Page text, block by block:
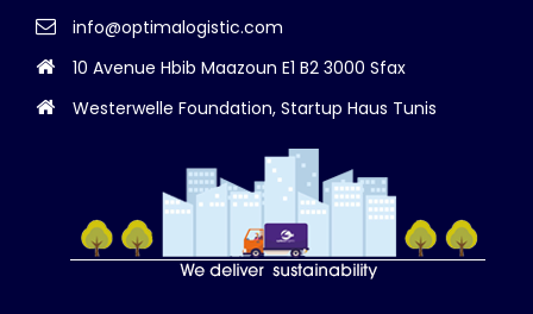
info@optimalogistic.com
10 Avenue Hbib Maazoun E1 B2 3000 Sfax
Westerwelle Foundation, Startup Haus Tunis